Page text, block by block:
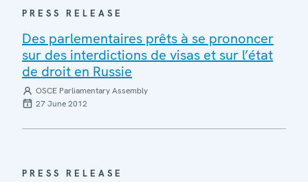
PRESS RELEASE
Des parlementaires prêts à se prononcer
sur des interdictions de visas et sur l’état
de droit en Russie
OSCE Parliamentary Assembly
27 June 2012
PRESS RELEASE